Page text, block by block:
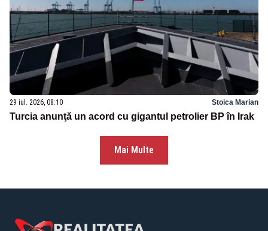
29 iul. 2026, 08:10 Stoica Marian
Turcia anunţă un acord cu gigantul petrolier BP în Irak
Mai Multe